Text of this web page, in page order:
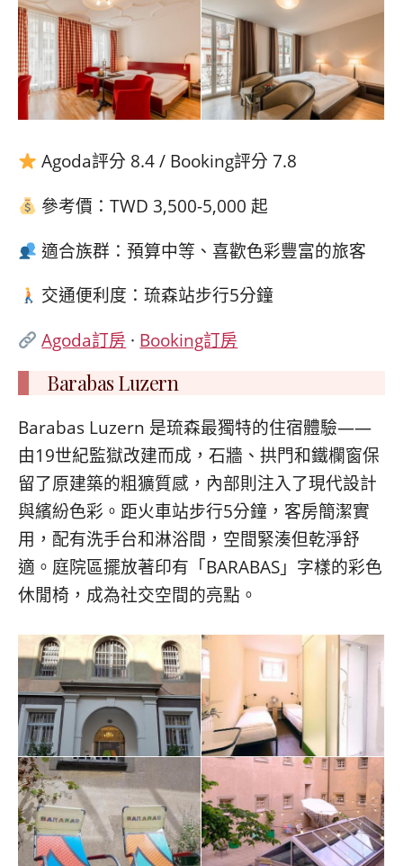
Agoda評分 8.4 / Booking評分 7.8
參考價：TWD 3,500-5,000 起
適合族群：預算中等、喜歡色彩豐富的旅客
交通便利度：琉森站步行5分鐘
Agoda訂房 · Booking訂房
Barabas Luzern
Barabas Luzern 是琉森最獨特的住宿體驗——
由19世紀監獄改建而成，石牆、拱門和鐵欄窗保
留了原建築的粗獷質感，內部則注入了現代設計
與繽紛色彩。距火車站步行5分鐘，客房簡潔實
用，配有洗手台和淋浴間，空間緊湊但乾淨舒
適。庭院區擺放著印有「BARABAS」字樣的彩色
休閒椅，成為社交空間的亮點。